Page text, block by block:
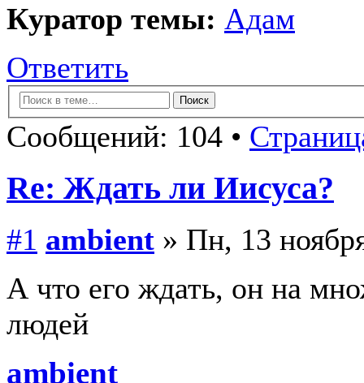
Куратор темы: Адам
Ответить
Сообщений: 104 •
Re: Ждать ли Иисуса?
#1 ambient » Пн, 13
А что его ждать, он на
людей
ambient